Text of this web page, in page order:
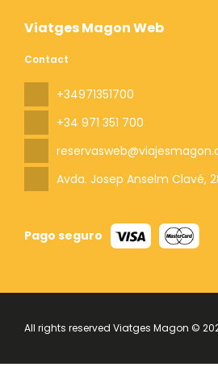
Viatges Magon Web
Contact
+34971351700
+34 971 351 700
Avda. Josep Anselm Clavé,
Pago seguro
All rights reserved Viatges Magon ©